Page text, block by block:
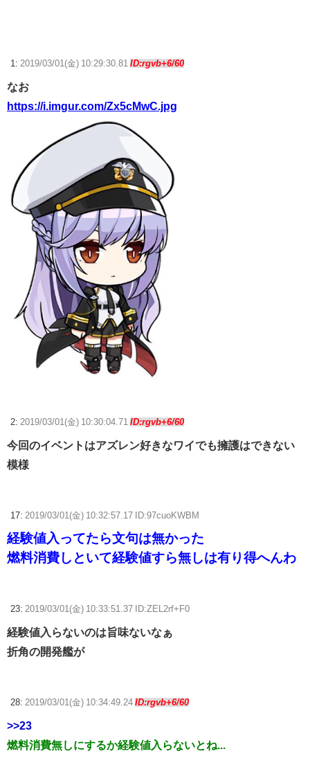
【ウマ娘】ハフバは本当にタクトちゃん来るの？
【ウマ娘】ディザイアの謎ポーズ、完全にアレと一致ｗｗｗ
【競馬】G1・2勝 アスコリピチェーノが引退 繁殖入りへ
Powered by livedoor 相互RSS
1: 2019/03/01(金) 10:29:30.81 ID:rgvb+6/60
なお
https://i.imgur.com/Zx5cMwC.jpg
2: 2019/03/01(金) 10:30:04.71 ID:rgvb+6/60
今回のイベントはアズレン好きなワイでも擁護はできない
模様
17: 2019/03/01(金) 10:32:57.17 ID:97cuoKWBM
経験値入ってたら文句は無かった
燃料消費しといて経験値すら無しは有り得へんわ
23: 2019/03/01(金) 10:33:51.37 ID:ZEL2rf+F0
経験値入らないのは旨味ないなぁ
折角の開発艦が
28: 2019/03/01(金) 10:34:49.24 ID:rgvb+6/60
>>23
燃料消費無しにするか経験値入らないとね...